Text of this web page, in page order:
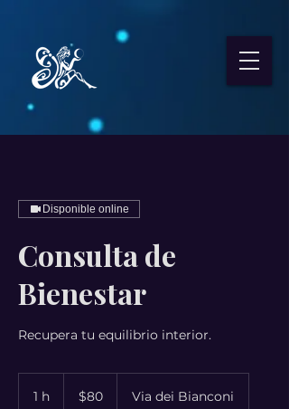
Disponible online
Consulta de
Bienestar
Recupera tu equilibrio interior.
1 h
dólares
estadounidenses
$80 Via dei Bianconi